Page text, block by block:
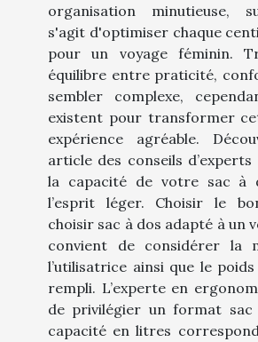
organisation minutieuse,
s'agit d'optimiser chaque
pour un voyage féminin.
équilibre entre praticité,
sembler complexe,
existent pour transformer
expérience agréable.
article des conseils
la capacité de votre sac à
l’esprit léger. Choisir le
choisir sac à dos adapté à un
convient de considérer la
l’utilisatrice ainsi que le
rempli. L’experte en
de privilégier un format sac
capacité en litres